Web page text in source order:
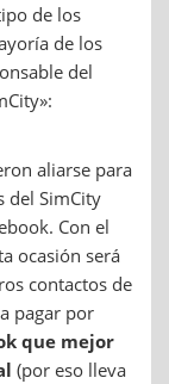
de los
de los
del
aliarse para
del SimCity
Con el
ocasión será
contactos de
pagar por
que mejor
(por eso lleva